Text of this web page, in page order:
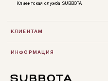
КЛИЕНТАМ
ИНФОРМАЦИЯ
Клиентская служба SUBBOTA